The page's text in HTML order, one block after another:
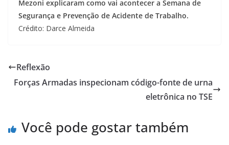
Mezoni explicaram como vai acontecer a Semana de
Segurança e Prevenção de Acidente de Trabalho.
Crédito: Darce Almeida
Reflexão
Forças Armadas inspecionam código-fonte de urna
eletrônica no TSE
Você pode gostar também